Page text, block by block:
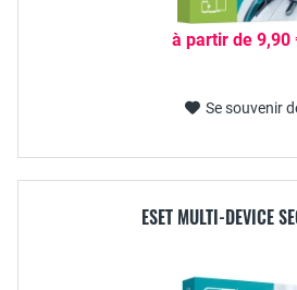
à partir de 9,90
Se souvenir
ESET MULTI-DEVICE